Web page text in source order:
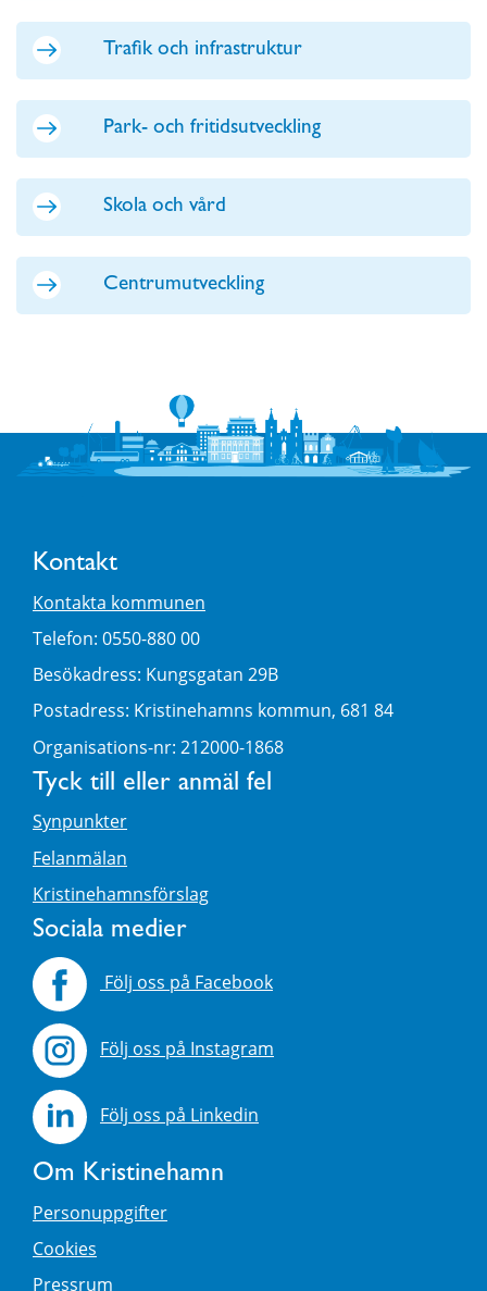
Trafik och infrastruktur
Park- och fritidsutveckling
Skola och vård
Centrumutveckling
Kontakt
Kontakta kommunen
Telefon: 0550-880 00
Besökadress: Kungsgatan 29B
Postadress: Kristinehamns kommun, 681 84
Organisations-nr: 212000-1868
Tyck till eller anmäl fel
Synpunkter
Felanmälan
Kristinehamnsförslag
Sociala medier
Följ oss på Facebook
Följ oss på Instagram
Följ oss på Linkedin
Om Kristinehamn
Personuppgifter
Cookies
Pressrum